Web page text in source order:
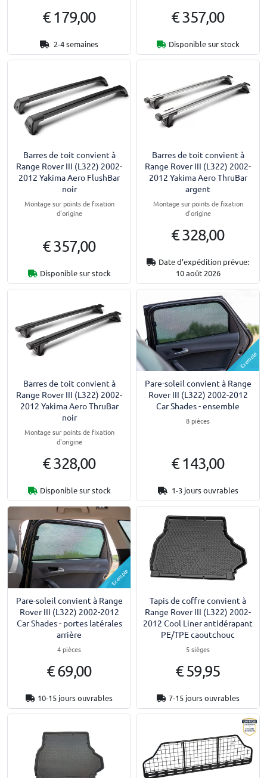
€ 179,00
2-4 semaines
€ 357,00
Disponible sur stock
Barres de toit convient à
Range Rover III (L322) 2002-
2012 Yakima Aero FlushBar
noir
Montage sur points de fixation
d'origine
€ 357,00
Disponible sur stock
Barres de toit convient à
Range Rover III (L322) 2002-
2012 Yakima Aero ThruBar
argent
Montage sur points de fixation
d'origine
€ 328,00
Date d’expédition prévue:
10 août 2026
Barres de toit convient à
Range Rover III (L322) 2002-
2012 Yakima Aero ThruBar
noir
Montage sur points de fixation
d'origine
€ 328,00
Disponible sur stock
Exemple
Pare-soleil convient à Range
Rover III (L322) 2002-2012
Car Shades - ensemble
8 pièces
€ 143,00
1-3 jours ouvrables
Exemple
Pare-soleil convient à Range
Rover III (L322) 2002-2012
Car Shades - portes latérales
arrière
4 pièces
€ 69,00
10-15 jours ouvrables
Tapis de coffre convient à
Range Rover III (L322) 2002-
2012 Cool Liner antidérapant
PE/TPE caoutchouc
5 sièges
€ 59,95
7-15 jours ouvrables